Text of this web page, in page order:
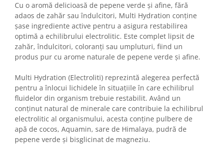
Cu o aromă delicioasă de pepene verde și afine, fără
adaos de zahăr sau îndulcitori, Multi Hydration conține
șase ingrediente active pentru a asigura restabilirea
optimă a echilibrului electrolitic. Este complet lipsit de
zahăr, îndulcitori, coloranți sau umpluturi, fiind un
produs pur cu arome naturale de pepene verde și afine.
Multi Hydration (Electroliti) reprezintă alegerea perfectă
pentru a înlocui lichidele în situațiile în care echilibrul
fluidelor din organism trebuie restabilit. Având un
conținut natural de minerale care contribuie la echilibrul
electrolitic al organismului, acesta conține pulbere de
apă de cocos, Aquamin, sare de Himalaya, pudră de
pepene verde și bisglicinat de magneziu.